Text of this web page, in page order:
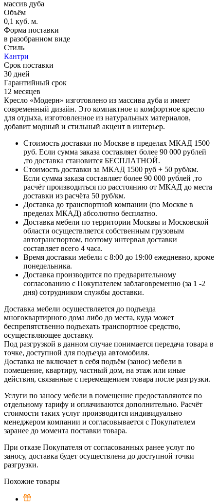
массив дуба
Объём
0,1 куб. м.
Форма поставки
в разобранном виде
Стиль
Кантри
Срок поставки
30 дней
Гарантийный срок
12 месяцев
Кресло «Модерн» изготовлено из массива дуба и имеет
современный дизайн. Это компактное и комфортное кресло
для отдыха, изготовленное из натуральных материалов,
добавит модный и стильный акцент в интерьер.
Стоимость доставки по Москве в пределах МКАД 1500
руб. Если сумма заказа составляет более 90 000 рублей
,то доставка становится БЕСПЛАТНОЙ.
Стоимость доставки за МКАД 1500 руб + 50 руб/км.
Если сумма заказа составляет более 90 000 рублей ,то
расчёт производиться по расстоянию от МКАД до места
доставки из расчёта 50 руб/км.
Доставка до транспортной компании (по Москве в
пределах МКАД) абсолютно бесплатно.
Доставка мебели по территории Москвы и Московской
области осуществляется собственным грузовым
автотранспортом, поэтому интервал доставки
составляет всего 4 часа.
Время доставки мебели с 8:00 до 19:00 ежедневно, кроме
понедельника.
Доставка производится по предварительному
согласованию с Покупателем заблаговременно (за 1 -2
дня) сотрудником службы доставки.
Доставка мебели осуществляется до подъезда
многоквартирного дома либо до места, куда может
беспрепятственно подъехать транспортное средство,
осуществляющее доставку.
Под разгрузкой в данном случае понимается передача товара в
точке, доступной для подъезда автомобиля.
Доставка не включает в себя подъём (занос) мебели в
помещение, квартиру, частный дом, на этаж или иные
действия, связанные с перемещением товара после разгрузки.
Услуги по заносу мебели в помещение предоставляются по
отдельному тарифу и оплачиваются дополнительно. Расчёт
стоимости таких услуг производится индивидуально
менеджером компании и согласовывается с Покупателем
заранее до момента поставки товара.
При отказе Покупателя от согласованных ранее услуг по
заносу, доставка будет осуществлена до доступной точки
разгрузки.
Похожие товары